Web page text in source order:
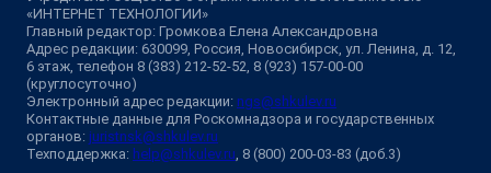
«ИНТЕРНЕТ ТЕХНОЛОГИИ»
Главный редактор: Громкова Елена Александровна
Адрес редакции: 630099, Россия, Новосибирск, ул. Ленина, д. 12,
6 этаж, телефон 8 (383) 212-52-52, 8 (923) 157-00-00
(круглосуточно)
Электронный адрес редакции: ngs@shkulev.ru
Контактные данные для Роскомнадзора и государственных
органов: juristnsk@shkulev.ru
Техподдержка: help@shkulev.ru , 8 (800) 200-03-83 (доб.3)